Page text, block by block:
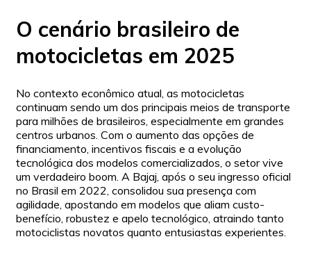
O cenário brasileiro de
motocicletas em 2025
No contexto econômico atual, as motocicletas
continuam sendo um dos principais meios de transporte
para milhões de brasileiros, especialmente em grandes
centros urbanos. Com o aumento das opções de
financiamento, incentivos fiscais e a evolução
tecnológica dos modelos comercializados, o setor vive
um verdadeiro boom. A Bajaj, após o seu ingresso oficial
no Brasil em 2022, consolidou sua presença com
agilidade, apostando em modelos que aliam custo-
benefício, robustez e apelo tecnológico, atraindo tanto
motociclistas novatos quanto entusiastas experientes.